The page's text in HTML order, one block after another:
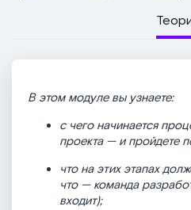
В этом модуле вы узнаете:
с чего начинается
проекта — и пройдете
что на этих этапах
что — команда
входит);